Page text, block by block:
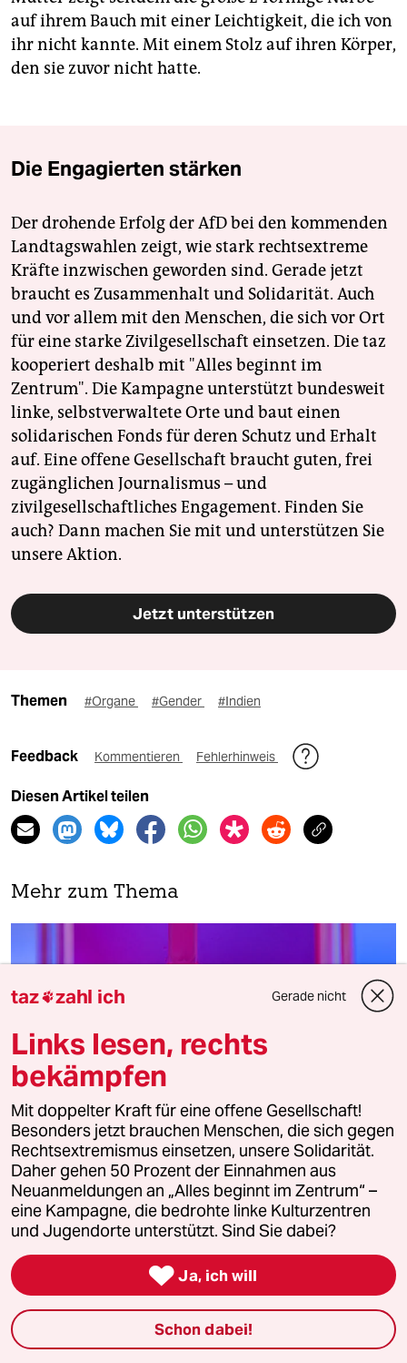
auf ihrem Bauch mit einer Leichtigkeit, die ich von
ihr nicht kannte. Mit einem Stolz auf ihren Körper,
den sie zuvor nicht hatte.
Die Engagierten stärken
Der drohende Erfolg der AfD bei den kommenden
Landtagswahlen zeigt, wie stark rechtsextreme
Kräfte inzwischen geworden sind. Gerade jetzt
braucht es Zusammenhalt und Solidarität. Auch
und vor allem mit den Menschen, die sich vor Ort
für eine starke Zivilgesellschaft einsetzen. Die taz
kooperiert deshalb mit "Alles beginnt im
Zentrum". Die Kampagne unterstützt bundesweit
linke, selbstverwaltete Orte und baut einen
solidarischen Fonds für deren Schutz und Erhalt
auf. Eine offene Gesellschaft braucht guten, frei
zugänglichen Journalismus – und
zivilgesellschaftliches Engagement. Finden Sie
auch? Dann machen Sie mit und unterstützen Sie
unsere Aktion.
Jetzt unterstützen
Themen #Organe #Gender #Indien
Feedback Kommentieren Fehlerhinweis
Diesen Artikel teilen
Mehr zum Thema
Transplantationen in den neuen 20ern
Die Fremde in mir
Unsere Autorin sieht, weil eine andere nicht mehr sehen
kann. Von einer neuen Hornhaut und einer Gesellschaft,
die blind für die Forschung ist.
Von Waltraud Schwab
taz zahl ich Gerade nicht
Links lesen, rechts
bekämpfen
Mit doppelter Kraft für eine offene Gesellschaft!
Besonders jetzt brauchen Menschen, die sich gegen
Rechtsextremismus einsetzen, unsere Solidarität.
Daher gehen 50 Prozent der Einnahmen aus
Neuanmeldungen an „Alles beginnt im Zentrum“ –
eine Kampagne, die bedrohte linke Kulturzentren
und Jugendorte unterstützt. Sind Sie dabei?
 Ja, ich will
Schon dabei!